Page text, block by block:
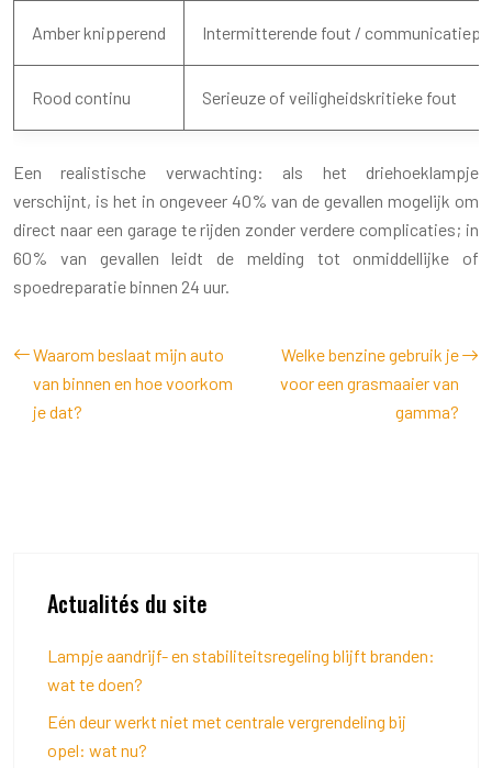
Amber knipperend Intermitterende fout /
Rood continu Serieuze of veiligheidskritieke fout
Een realistische verwachting: als het driehoeklampje
verschijnt, is het in ongeveer 40% van de gevallen mogelijk om
direct naar een garage te rijden zonder verdere complicaties; in
60% van gevallen leidt de melding tot onmiddellijke of
spoedreparatie binnen 24 uur.
Waarom beslaat mijn auto
van binnen en hoe voorkom
je dat?
Welke benzine gebruik je
voor een grasmaaier van
gamma?
Actualités du site
Lampje aandrijf- en stabiliteitsregeling blijft branden:
wat te doen?
Eén deur werkt niet met centrale vergrendeling bij
opel: wat nu?